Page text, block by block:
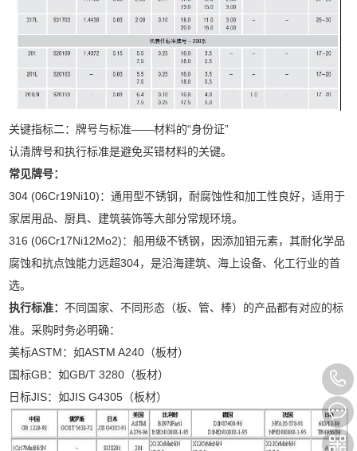
关键指标二：牌号与标准——材料的“身份证”
认清牌号和执行标准是避免买错材料的关键。
常见牌号：
304 (06Cr19Ni10)：通用型不锈钢，耐腐蚀性和加工性良好，适用于
家居用品、厨具、建筑装饰等大部分常规环境。
316 (06Cr17Ni12Mo2)：船用级不锈钢，因添加钼元素，其耐化学品
腐蚀和抗点蚀能力远超304，是沿海建筑、海上设备、化工行业的首
选。
执行标准：不同国家、不同形态（板、管、棒）的产品都有对应的标
准。采购时务必明确：
美标ASTM：如ASTM A240（板材）
国标GB：如GB/T 3280（板材）
日标JIS：如JIS G4305（板材）